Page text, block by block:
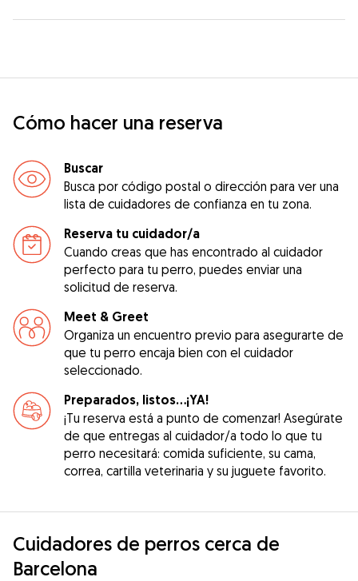
Cómo hacer una reserva
Buscar
Busca por código postal o dirección para ver una
lista de cuidadores de confianza en tu zona.
Reserva tu cuidador/a
Cuando creas que has encontrado al cuidador
perfecto para tu perro, puedes enviar una
solicitud de reserva.
Meet & Greet
Organiza un encuentro previo para asegurarte de
que tu perro encaja bien con el cuidador
seleccionado.
Preparados, listos...¡YA!
¡Tu reserva está a punto de comenzar! Asegúrate
de que entregas al cuidador/a todo lo que tu
perro necesitará: comida suficiente, su cama,
correa, cartilla veterinaria y su juguete favorito.
Cuidadores de perros cerca de
Barcelona